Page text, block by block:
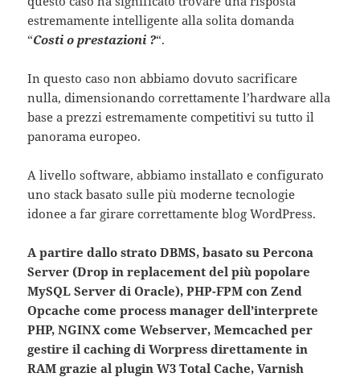
estremamente intelligente alla solita domanda
“Costi o prestazioni ?“.
In questo caso non abbiamo dovuto sacrificare
nulla, dimensionando correttamente l’hardware alla
base a prezzi estremamente competitivi su tutto il
panorama europeo.
A livello software, abbiamo installato e configurato
uno stack basato sulle più moderne tecnologie
idonee a far girare correttamente blog WordPress.
A partire dallo strato DBMS, basato su Percona
Server (Drop in replacement del più popolare
MySQL Server di Oracle), PHP-FPM con Zend
Opcache come process manager dell’interprete
PHP, NGINX come Webserver, Memcached per
gestire il caching di Worpress direttamente in
RAM grazie al plugin W3 Total Cache, Varnish